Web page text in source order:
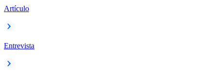
Artículo
Entrevista